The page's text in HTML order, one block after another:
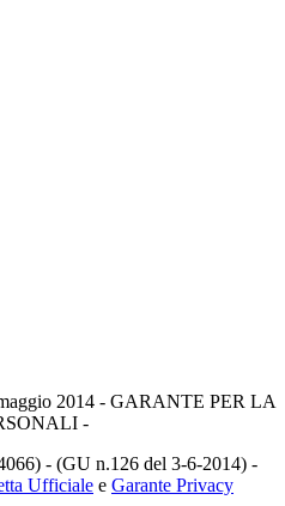
2014 - GARANTE PER LA
-
- (GU n.126 del 3-6-2014) -
Ufficiale e Garante Privacy